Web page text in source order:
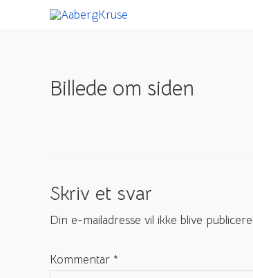
Billede om siden
Skriv et svar
Din e-mailadresse vil ikke blive
Kommentar *